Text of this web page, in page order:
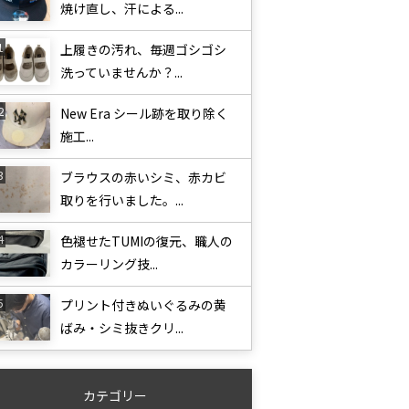
焼け直し、汗による...
上履きの汚れ、毎週ゴシゴシ
洗っていませんか？...
New Era シール跡を取り除く
施工...
ブラウスの赤いシミ、赤カビ
取りを行いました。...
色褪せたTUMIの復元、職人の
カラーリング技...
プリント付きぬいぐるみの黄
ばみ・シミ抜きクリ...
カテゴリー